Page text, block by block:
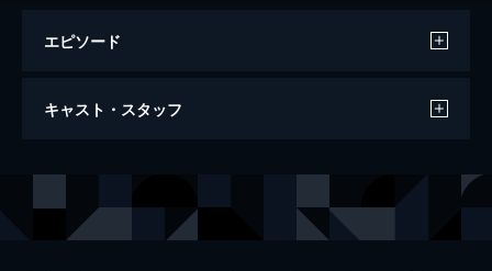
エピソード
Red Light
キャスト・スタッフ